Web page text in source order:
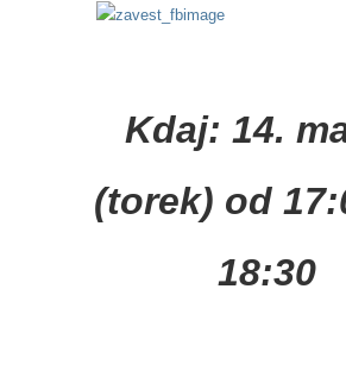
Kdaj: 14.
(torek) od
18:30